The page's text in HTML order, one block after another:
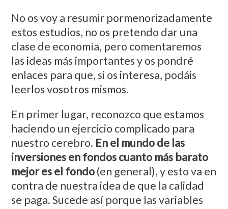
No os voy a resumir pormenorizadamente
estos estudios, no os pretendo dar una
clase de economía, pero comentaremos
las ideas más importantes y os pondré
enlaces para que, si os interesa, podáis
leerlos vosotros mismos.
En primer lugar, reconozco que estamos
haciendo un ejercicio complicado para
nuestro cerebro. En el mundo de las
inversiones en fondos cuanto más barato
mejor es el fondo(en general), y esto va en
contra de nuestra idea de que la calidad
se paga. Sucede así porque las variables